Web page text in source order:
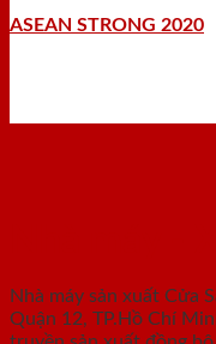
ASEAN STRONG 2020
Nhà máy sản xuất Cửa
Quận 12, TP.Hồ Chí